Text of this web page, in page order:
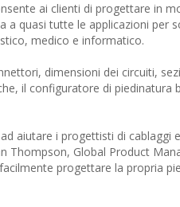
ai clienti di progettare in
quasi tutte le applicazioni per
medico e informatico.
dimensioni dei circuiti,
il configuratore di
aiutare i progettisti di cablaggi
Thompson, Global Product
progettare la propria